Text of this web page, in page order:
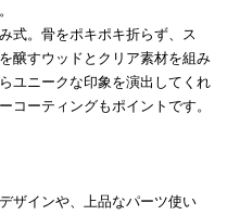
式。骨をポキポキ折らず、ス
醸すウッドとクリア素材を組み
ユニークな印象を演出してくれ
コーティングもポイントです。
ザインや、上品なパーツ使い